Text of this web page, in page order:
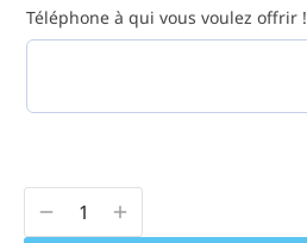
Téléphone à qui vous voulez offrir !